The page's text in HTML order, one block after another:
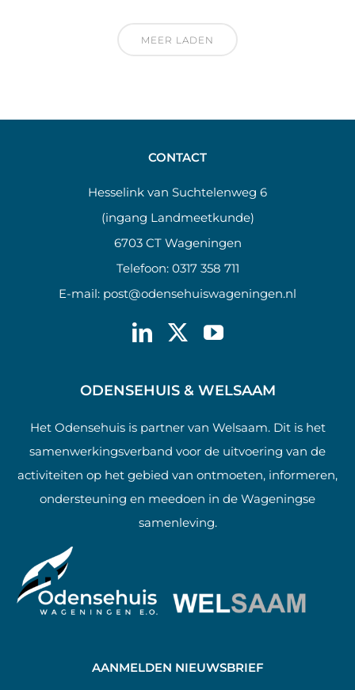
MEER LADEN
CONTACT
Hesselink van Suchtelenweg 6
(ingang Landmeetkunde)
6703 CT Wageningen
Telefoon: 0317 358 711
E-mail: post@odensehuiswageningen.nl
ODENSEHUIS & WELSAAM
Het Odensehuis is partner van Welsaam. Dit is het
samenwerkingsverband voor de uitvoering van de
activiteiten op het gebied van ontmoeten, informeren,
ondersteuning en meedoen in de Wageningse
samenleving.
AANMELDEN NIEUWSBRIEF